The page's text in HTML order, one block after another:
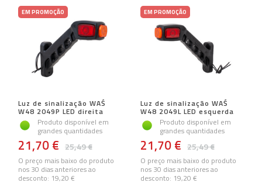
EM PROMOÇÃO
Luz de sinalização WAŚ
W48 2049P LED direita
Produto disponível em
grandes quantidades
25,49 €
21,70 €
O preço mais baixo do produto
nos 30 dias anteriores ao
desconto: 19,20 €
EM PROMOÇÃO
Luz de sinalização WAŚ
W48 2049L LED esquerda
Produto disponível em
grandes quantidades
25,49 €
21,70 €
O preço mais baixo do produto
nos 30 dias anteriores ao
desconto: 19,20 €